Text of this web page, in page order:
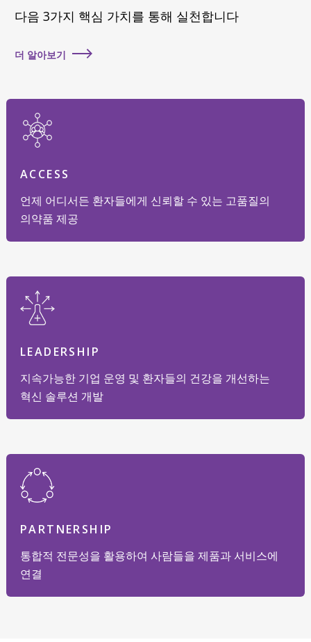
다음 3가지 핵심 가치를 통해 실천합니다
더 알아보기
ACCESS
언제 어디서든 환자들에게 신뢰할 수 있는 고품질의
의약품 제공
LEADERSHIP
지속가능한 기업 운영 및 환자들의 건강을 개선하는
혁신 솔루션 개발
PARTNERSHIP
통합적 전문성을 활용하여 사람들을 제품과 서비스에
연결